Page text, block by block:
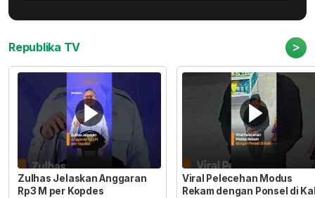
Republika TV >
Zulhas Jelaskan Anggaran
Rp3 M per Kopdes
Viral Pelecehan Modus
Rekam dengan Ponsel di